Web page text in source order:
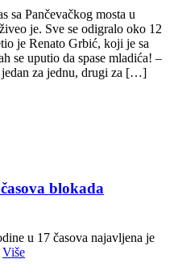
sa Pančevačkog mosta u
je. Sve se odigralo oko 12
je Renato Grbić, koji je sa
se uputio da spase mladića! –
za jednu, drugi za […]
blokada
u 17 časova najavljena je
Više